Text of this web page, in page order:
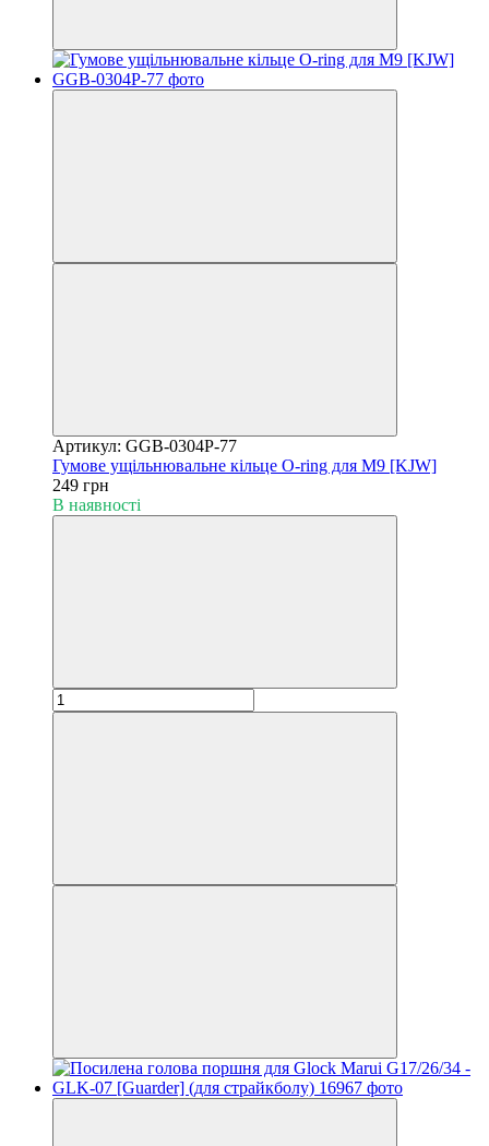
Артикул: GGB-0304P-77
Гумове ущільнювальне кільце O-ring для M9 [KJW]
249 грн
В наявності